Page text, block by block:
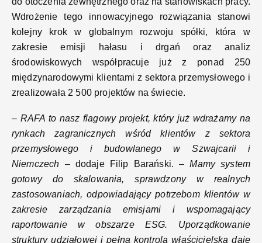
Wdrożenie tego innowacyjnego rozwiązania stanowi
kolejny krok w globalnym rozwoju spółki, która w
zakresie emisji hałasu i drgań oraz analiz
środowiskowych współpracuje już z ponad 250
międzynarodowymi klientami z sektora przemysłowego i
zrealizowała 2 500 projektów na świecie.
– RAFA to nasz flagowy projekt, który już wdrażamy na
rynkach zagranicznych wśród klientów z sektora
przemysłowego i budowlanego w Szwajcarii i
Niemczech – dodaje Filip Barański. –Mamy system
gotowy do skalowania, sprawdzony w realnych
zastosowaniach, odpowiadający potrzebom klientów w
zakresie zarządzania emisjami i wspomagający
raportowanie w obszarze ESG. Uporządkowanie
struktury udziałowej i pełna kontrola właścicielska daje